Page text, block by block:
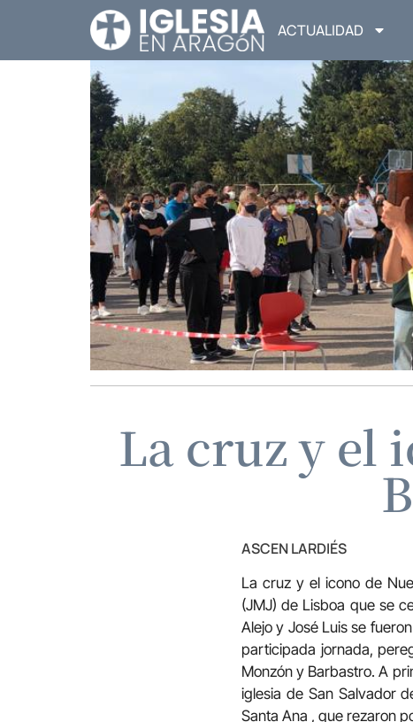
ACTUALIDAD
La cruz y el
ASCEN LARDIÉS
La cruz y el icono de
(JMJ) de Lisboa que se
Alejo y José Luis se
participada jornada,
Monzón y Barbastro. A
iglesia de San Salvador
Santa Ana , que rezaron